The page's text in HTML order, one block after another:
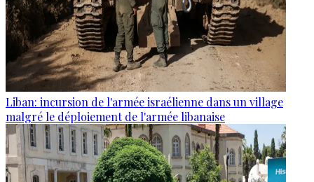
Liban: incursion de l'armée israélienne dans un village
malgré le déploiement de l'armée libanaise